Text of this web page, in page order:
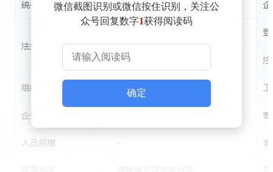
微信截图识别或微信按住识别，关注公
众号回复数字1获得阅读码
确定